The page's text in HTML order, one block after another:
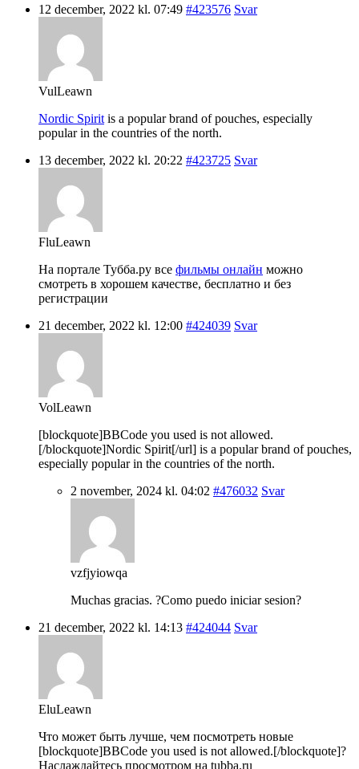
12 december, 2022 kl. 07:49 #423576 Svar
VulLeawn
Nordic Spirit is a popular brand of pouches, especially
popular in the countries of the north.
13 december, 2022 kl. 20:22 #423725 Svar
FluLeawn
На портале Тубба.ру все фильмы онлайн можно
смотреть в хорошем качестве, бесплатно и без
регистрации
21 december, 2022 kl. 12:00 #424039 Svar
VolLeawn
[blockquote]BBCode you used is not allowed.
[/blockquote]Nordic Spirit[/url] is a popular brand of pouches,
especially popular in the countries of the north.
2 november, 2024 kl. 04:02 #476032 Svar
vzfjyiowqa
Muchas gracias. ?Como puedo iniciar sesion?
21 december, 2022 kl. 14:13 #424044 Svar
EluLeawn
Что может быть лучше, чем посмотреть новые
[blockquote]BBCode you used is not allowed.[/blockquote]?
Наслаждайтесь просмотром на tubba.ru